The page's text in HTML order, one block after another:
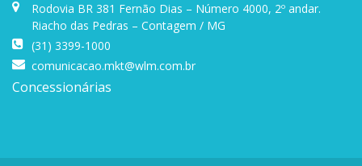
Rodovia BR 381 Fernão Dias – Número 4000, 2º andar.
Riacho das Pedras – Contagem / MG
(31) 3399-1000
comunicacao.mkt@wlm.com.br
Concessionárias